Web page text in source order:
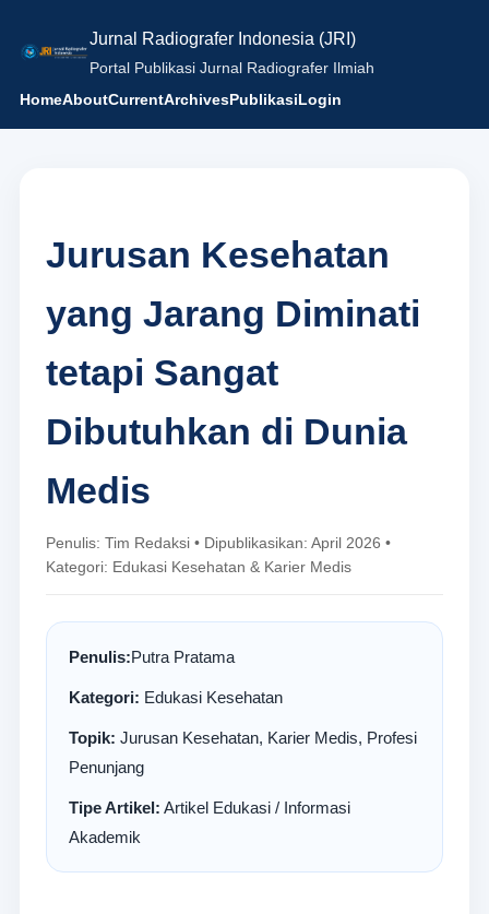
Jurnal Radiografer Indonesia (JRI)
Portal Publikasi Jurnal Radiografer Ilmiah
HomeAboutCurrentArchivesPublikasiLogin
Jurusan Kesehatan
yang Jarang Diminati
tetapi Sangat
Dibutuhkan di Dunia
Medis
Penulis: Tim Redaksi • Dipublikasikan: April 2026 •
Kategori: Edukasi Kesehatan & Karier Medis
Penulis:Putra Pratama
Kategori: Edukasi Kesehatan
Topik: Jurusan Kesehatan, Karier Medis, Profesi
Penunjang
Tipe Artikel: Artikel Edukasi / Informasi
Akademik